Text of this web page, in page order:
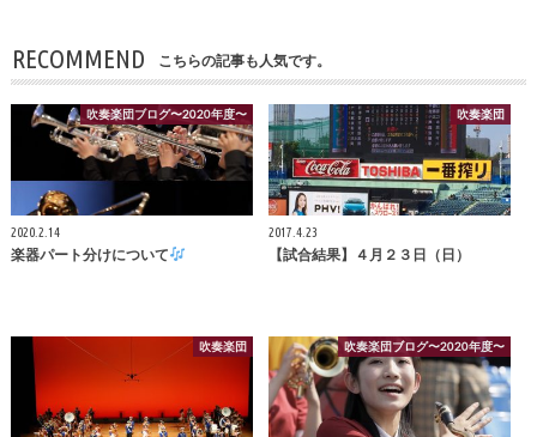
RECOMMEND こちらの記事も人気です。
吹奏楽団ブログ〜2020年度〜
2020.2.14
楽器パート分けについて
吹奏楽団
2017.4.23
【試合結果】４月２３日（日）
吹奏楽団 吹奏楽団ブログ〜2020年度〜